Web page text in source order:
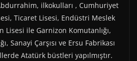
ilkokulları , Cumhuriyet
Ticaret Lisesi, Endüstri Meslek
Lisesi ile Garnizon Komutanlığı,
Sanayi Çarşısı ve Ersu Fabrikası
Atatürk büstleri yapılmıştır.